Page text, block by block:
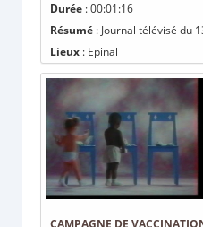
Durée : 00:01:16
Résumé : Journal télévisé du
Lieux : Epinal
CAMPAGNE DE